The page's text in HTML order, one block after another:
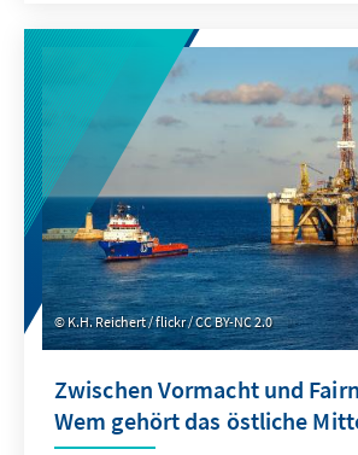
K.H. Reichert / flickr / CC BY-NC 2.0
Zwischen Vormacht und
Wem gehört das östliche